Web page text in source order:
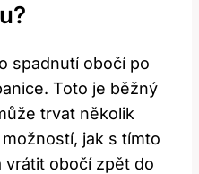
spadnutí obočí po
Toto je běžný
trvat několik
jak s tímto
vrátit obočí zpět do